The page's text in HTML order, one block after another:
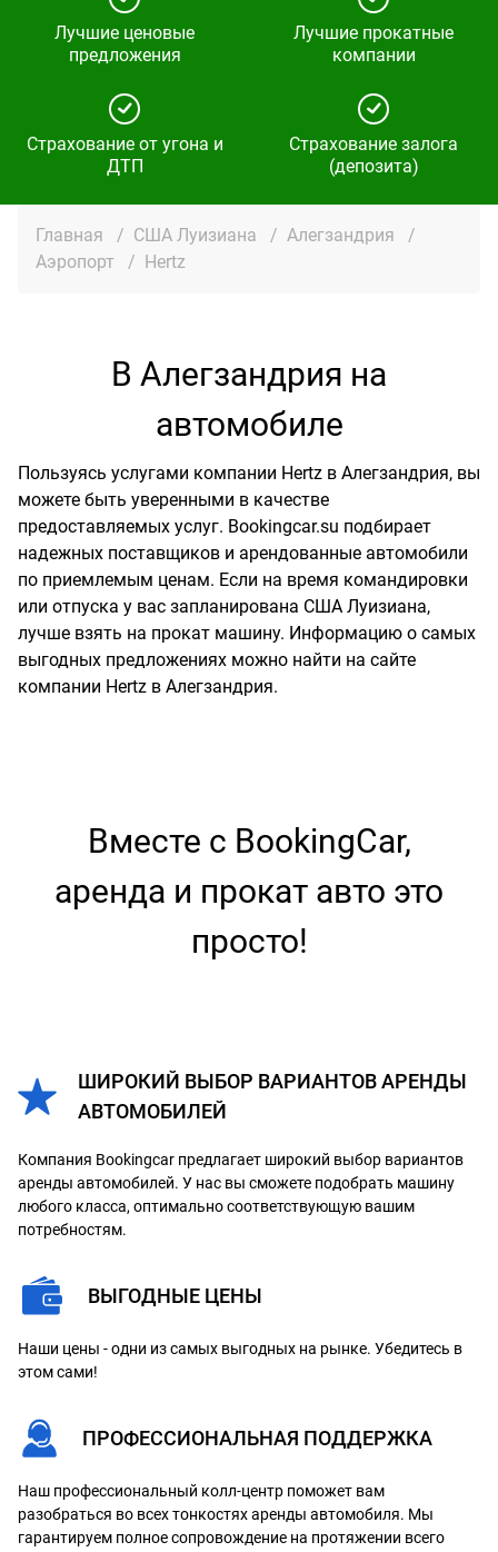
Лучшие ценовые
предложения
Лучшие прокатные
компании
Страхование от угона и
ДТП
Страхование залога
(депозита)
Главная / США Луизиана / Алегзандрия
/
Аэропорт
/ Hertz
В Алегзандрия на
автомобиле
Пользуясь услугами компании Hertz в Алегзандрия, вы
можете быть уверенными в качестве
предоставляемых услуг. Bookingcar.su подбирает
надежных поставщиков и арендованные автомобили
по приемлемым ценам. Если на время командировки
или отпуска у вас запланирована США Луизиана,
лучше взять на прокат машину. Информацию о самых
выгодных предложениях можно найти на сайте
компании Hertz в Алегзандрия.
Вместе с BookingCar,
аренда и прокат авто это
просто!
ШИРОКИЙ ВЫБОР ВАРИАНТОВ АРЕНДЫ
АВТОМОБИЛЕЙ
Компания Bookingcar предлагает широкий выбор вариантов
аренды автомобилей. У нас вы сможете подобрать машину
любого класса, оптимально соответствующую вашим
потребностям.
ВЫГОДНЫЕ ЦЕНЫ
Наши цены - одни из самых выгодных на рынке. Убедитесь в
этом сами!
ПРОФЕССИОНАЛЬНАЯ ПОДДЕРЖКА
Наш профессиональный колл-центр поможет вам
разобраться во всех тонкостях аренды автомобиля. Мы
гарантируем полное сопровождение на протяжении всего